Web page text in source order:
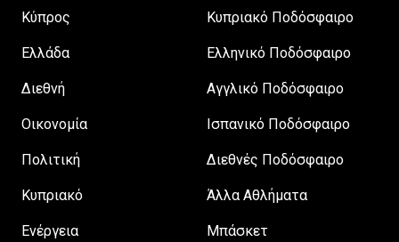
Κύπρος
Ελλάδα
Διεθνή
Οικονομία
Πολιτική
Κυπριακό
Ενέργεια
Κυπριακό Ποδόσφαιρο
Ελληνικό Ποδόσφαιρο
Αγγλικό Ποδόσφαιρο
Ισπανικό Ποδόσφαιρο
Διεθνές Ποδόσφαιρο
Άλλα Αθλήματα
Μπάσκετ